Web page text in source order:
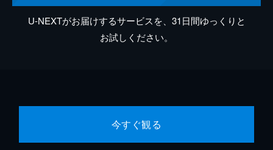
U-NEXTがお届けするサービスを、31日間ゆっくりと
お試しください。
今すぐ観る